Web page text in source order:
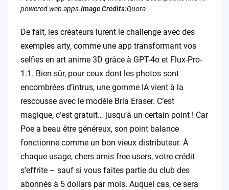
powered web apps.Image Credits:Quora
De fait, les créateurs lurent le challenge avec des
exemples arty, comme une app transformant vos
selfies en art anime 3D grâce à GPT-4o et Flux-Pro-
1.1. Bien sûr, pour ceux dont les photos sont
encombrées d’intrus, une gomme IA vient à la
rescousse avec le modèle Bria Eraser. C’est
magique, c’est gratuit… jusqu’à un certain point ! Car
Poe a beau être généreux, son point balance
fonctionne comme un bon vieux distributeur. À
chaque usage, chers amis free users, votre crédit
s’effrite – sauf si vous faites partie du club des
abonnés à 5 dollars par mois. Auquel cas, ce sera